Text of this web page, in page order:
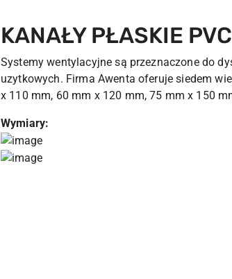
KANAŁY PŁASKIE
Systemy wentylacyjne są przeznaczone do
uzytkowych. Firma Awenta oferuje siedem
x 110 mm, 60 mm x 120 mm, 75 mm x 150
Wymiary: